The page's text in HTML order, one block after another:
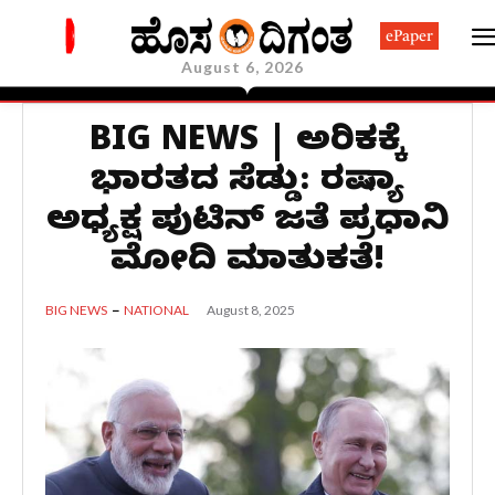
August 6, 2026
ePaper
BIG NEWS | ಅಮೆರಿಕಕ್ಕೆ
ಭಾರತದ ಸೆಡ್ಡು: ರಷ್ಯಾ
ಅಧ್ಯಕ್ಷ ಪುಟಿನ್‌ ಜತೆ ಪ್ರಧಾನಿ
ಮೋದಿ ಮಾತುಕತೆ!
BIG NEWS NATIONAL August 8, 2025